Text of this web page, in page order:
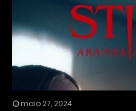
maio 27, 2024